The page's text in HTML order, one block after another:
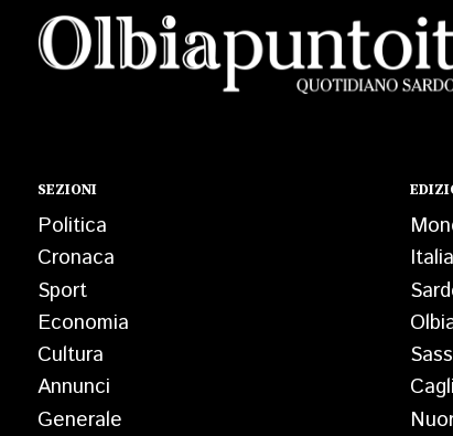
SEZIONI
Politica
Cronaca
Sport
Economia
Cultura
Annunci
Generale
Italia